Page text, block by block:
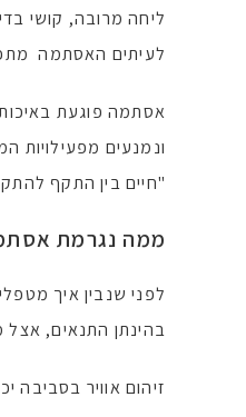
ליחה מרובה, קושי
לעיתים האסתמה
אסתמה פוגעת
ונמנעים
"חיים בין התקף
ממה נגרמת
לפני שנבין איך
בהינתן התנאים,
זיהום אוויר